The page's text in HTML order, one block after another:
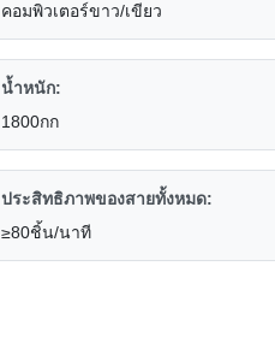
คอมพิวเตอร์ขาว/เขียว
น้ำหนัก:
1800กก
ประสิทธิภาพของสายทั้งหมด:
≥80ชิ้น/นาที